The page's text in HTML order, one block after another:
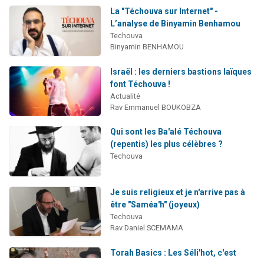
La "Téchouva sur Internet" -
L’analyse de Binyamin Benhamou
Techouva
Binyamin BENHAMOU
Israël : les derniers bastions laïques
font Téchouva !
Actualité
Rav Emmanuel BOUKOBZA
Qui sont les Ba'alé Téchouva
(repentis) les plus célèbres ?
Techouva
Je suis religieux et je n'arrive pas à
être "Saméa'h" (joyeux)
Techouva
Rav Daniel SCEMAMA
Torah Basics : Les Séli'hot, c'est